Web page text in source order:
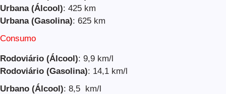
Urbana (Álcool): 425 km
Urbana (Gasolina): 625 km
Consumo
Rodoviário (Álcool): 9,9 km/l
Rodoviário (Gasolina): 14,1 km/l
Urbano (Álcool): 8,5 km/l